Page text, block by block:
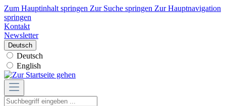
Zum Hauptinhalt springen Zur Suche springen Zur Hauptnavigation
springen
Kontakt
Newsletter
Deutsch
Deutsch
English